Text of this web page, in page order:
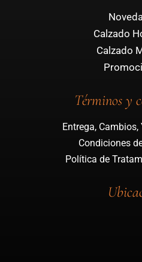
Calzado
Calzado
Términos y
Entrega,
Condiciones
Política de